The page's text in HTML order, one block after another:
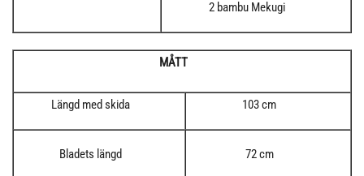
2 bambu Mekugi
MÅTT
Längd med skida 103 cm
Bladets längd 72 cm